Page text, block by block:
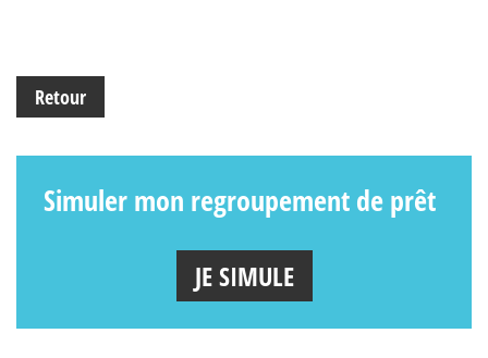
Retour
Simuler mon regroupement de prêt
JE SIMULE